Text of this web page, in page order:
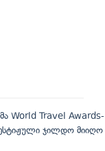
World Travel Awards-
ჯილდო მიიღო